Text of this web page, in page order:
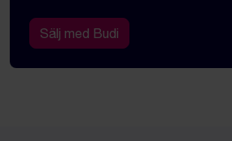
Sälj med Budi